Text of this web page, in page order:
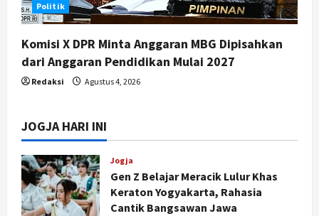
Politik
Komisi X DPR Minta Anggaran MBG Dipisahkan
dari Anggaran Pendidikan Mulai 2027
Redaksi Agustus 4, 2026
JOGJA HARI INI
Jogja
Gen Z Belajar Meracik Lulur Khas
Keraton Yogyakarta, Rahasia
Cantik Bangsawan Jawa